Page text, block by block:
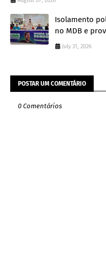
Isolamento
no MDB e
July 31, 2026
POSTAR UM COMENTÁRIO
0 Comentários